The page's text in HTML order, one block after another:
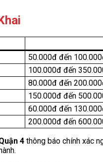
50.000đ đến
100.000đ đến
80.000đ đến
150.000đ đến
60.000đ đến
200.000đ đến
4 thông báo chính xác